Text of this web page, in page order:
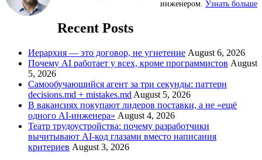
инженером. Узнать больше
Recent Posts
Иерархия — это договор, не угнетение August 6, 2026
Почему AI работает у всех, кроме программистов August
5, 2026
Самообучающийся агент за три секунды: паттерн
decisions.md + mistakes.md August 5, 2026
В вакансиях покупают лидеров поставки, а не «ещё
одного AI-инженера» August 4, 2026
Театр трудоустройства: почему разработчики
вычитывают AI-код глазами вместо написания
критериев August 3, 2026